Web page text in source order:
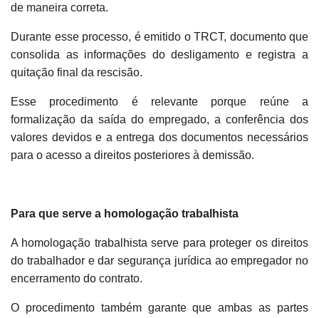
de maneira correta.
Durante esse processo, é emitido o TRCT, documento que
consolida as informações do desligamento e registra a
quitação final da rescisão.
Esse procedimento é relevante porque reúne a
formalização da saída do empregado, a conferência dos
valores devidos e a entrega dos documentos necessários
para o acesso a direitos posteriores à demissão.
Para que serve a homologação trabalhista
A homologação trabalhista serve para proteger os direitos
do trabalhador e dar segurança jurídica ao empregador no
encerramento do contrato.
O procedimento também garante que ambas as partes